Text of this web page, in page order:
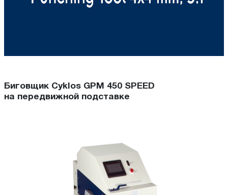
Биговщик Cyklos GPM 450 SPEED
на передвижной подставке